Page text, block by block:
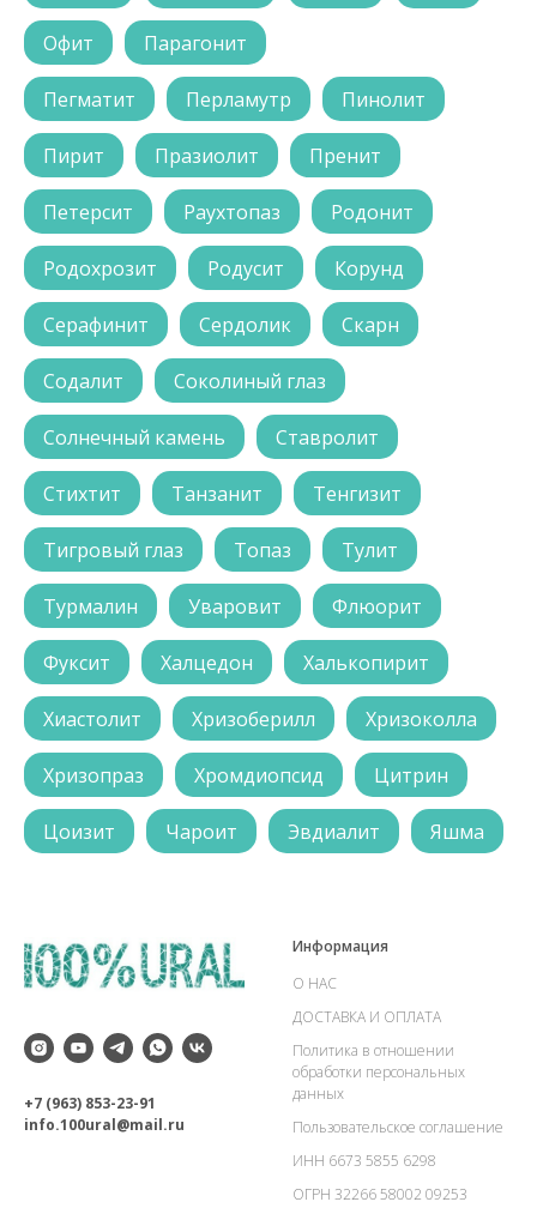
Офит Парагонит
Пегматит Перламутр Пинолит
Пирит Празиолит Пренит
Петерсит Раухтопаз Родонит
Родохрозит Родусит Корунд
Серафинит Сердолик Скарн
Содалит Соколиный глаз
Солнечный камень Ставролит
Стихтит Танзанит Тенгизит
Тигровый глаз Топаз Тулит
Турмалин Уваровит Флюорит
Фуксит Халцедон Халькопирит
Хиастолит Хризоберилл Хризоколла
Хризопраз Хромдиопсид Цитрин
Цоизит Чароит Эвдиалит Яшма
+7 (963) 853-23-91
info.100ural@mail.ru
Информация
О НАС
ДОСТАВКА И ОПЛАТА
Политика в отношении
обработки персональных
данных
Пользовательское соглашение
ИНН 6673 5855 6298
ОГРН 32266 58002 09253